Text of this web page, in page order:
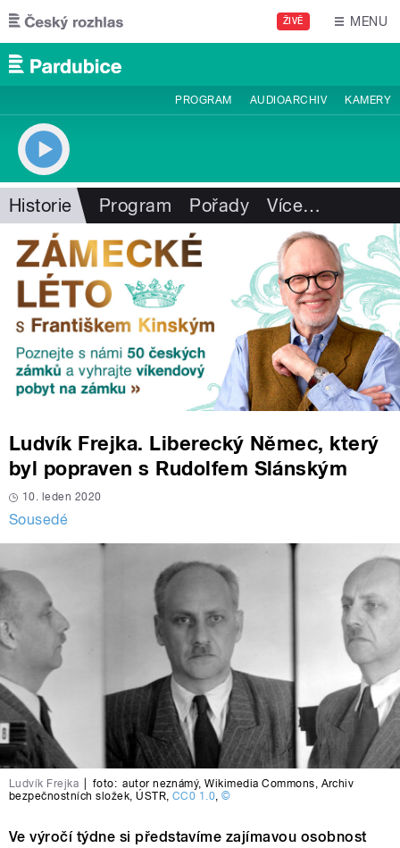
Přejít k hlavnímu obsahu
ŽIVĚ MENU
PROGRAM AUDIOARCHIV KAMERY
Historie Program Pořady Více…
Ludvík Frejka. Liberecký Němec, který
byl popraven s Rudolfem Slánským
10. leden 2020
Sousedé
Ludvík Frejka foto: autor neznámý,Wikimedia Commons, Archiv
bezpečnostních složek,ÚSTR, CC0 1.0,©
Ve výročí týdne si představíme zajímavou osobnost